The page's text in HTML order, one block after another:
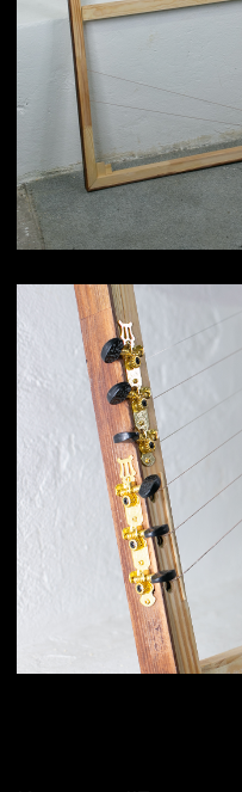
Объект «Пружина»
400х400х250 мм / 3 струны